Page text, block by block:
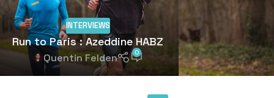
INTERVIEWS
Run to Paris : Azeddine HABZ
Quentin Felden 0